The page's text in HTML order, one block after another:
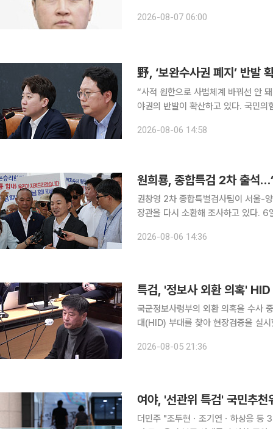
콩 항셍지수는 하루도 없었다. 그는
2026-08-07 06:00
野, ‘보완수사권 폐지’ 반발
“사적 원한으로 사법체계 바꿔선 안 돼” 검사의 보완수사권을 폐지한 형사소송법 개정안을
야권의 반발이 확산하고 있다. 국민
는 6일 국회 의원회관에서 ‘검찰개혁
2026-08-06 14:58
원희룡, 종합특검 2차 출석
권창영 2차 종합특별검사팀이 서울-
장관을 다시 소환해 조사하고 있다. 6일 법조계에 따르면 특검팀은 이날 오전 10시부터 원 전 장관
다. 원 전 장관은 이날 오전 종합특
2026-08-06 14:36
특검, '정보사 외환 의혹'
국군정보사령부의 외환 의혹을 수사
대(HID) 부대를 찾아 현장검증을 실시했다고 5일 밝혔다. 종합
보사가 지난 2024년 3월부터 비상계
2026-08-05 21:36
여야, '선관위 특검' 국민추
더민주 "조두현ㆍ조기연ㆍ하상응 등 3명"